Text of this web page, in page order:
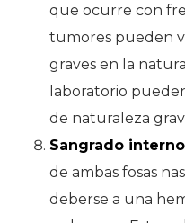
que ocurre con
tumores pueden
graves en la
laboratorio
de naturaleza
Sangrado
de ambas fosas
deberse a una